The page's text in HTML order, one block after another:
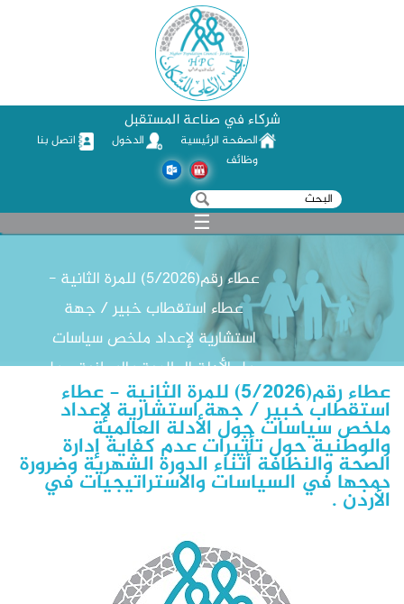
شركاء في صناعة المستقبل
الصفحة الرئيسية الدخول
اتصل بنا
وظائف
استمارة البحث
‏بحث ‏
☰
عطاء رقم(5/2026) للمرة الثانية -
عطاء استقطاب خبير / جهة
استشارية لإعداد ملخص سياسات
حول الأدلة العالمية والوطنية حول
تأثيرات عدم كفاية إدارة الصحة
والنظافة أثناء الدورة الشهرية وضرورة
دمجها في السياسات والاستراتيجيات
في الأردن .
عطاء رقم(5/2026) للمرة الثانية - عطاء
استقطاب خبير / جهة استشارية لإعداد
ملخص سياسات حول الأدلة العالمية
والوطنية حول تأثيرات عدم كفاية إدارة
الصحة والنظافة أثناء الدورة الشهرية وضرورة
دمجها في السياسات والاستراتيجيات في
الأردن .